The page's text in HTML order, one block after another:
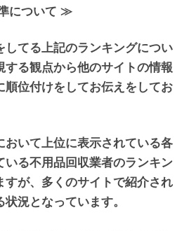
について ≫
してる上記のランキングについ
する観点から他のサイトの情報
順位付けをしてお伝えをしてお
おいて上位に表示されている各
いる不用品回収業者のランキン
すが、多くのサイトで紹介され
況となっています。